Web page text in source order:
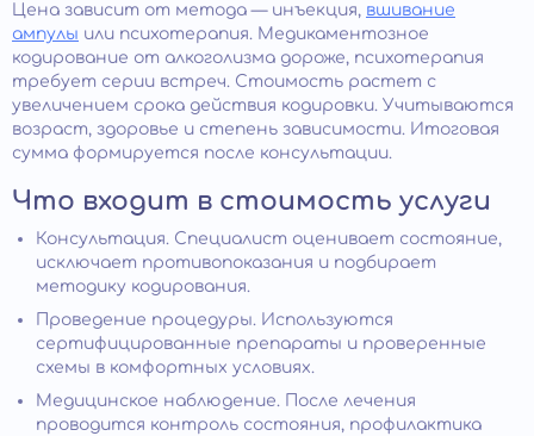
Цена зависит от метода — инъекция, вшивание
ампулы или психотерапия. Медикаментозное
кодирование от алкоголизма дороже, психотерапия
требует серии встреч. Стоимость растет с
увеличением срока действия кодировки. Учитываются
возраст, здоровье и степень зависимости. Итоговая
сумма формируется после консультации.
Что входит в стоимость услуги
Консультация. Специалист оценивает состояние,
исключает противопоказания и подбирает
методику кодирования.
Проведение процедуры. Используются
сертифицированные препараты и проверенные
схемы в комфортных условиях.
Медицинское наблюдение. После лечения
проводится контроль состояния, профилактика